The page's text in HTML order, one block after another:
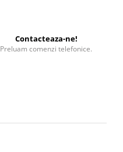
Contacteaza-ne!
Preluam comenzi telefonice.